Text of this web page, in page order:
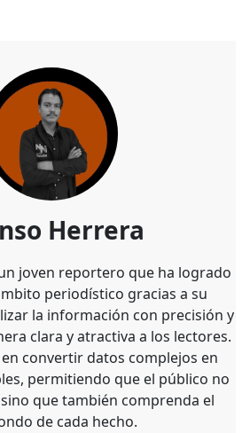
Herrera
joven reportero que ha logrado
periodístico gracias a su
la información con precisión y
clara y atractiva a los lectores.
convertir datos complejos en
permitiendo que el público no
que también comprenda el
de cada hecho.